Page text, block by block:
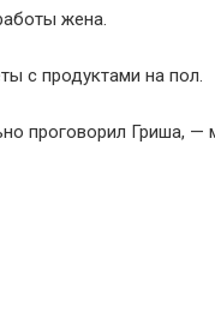
жена.
с продуктами на пол.
проговорил Гриша, —